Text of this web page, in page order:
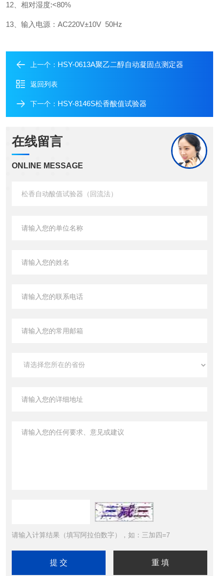
12、相对湿度:<80%
13、输入电源：AC220V±10V 50Hz
上一个： HSY-0613A聚乙二醇自动凝固点测定器
返回列表
下一个： HSY-8146S松香酸值试验器
在线留言
ONLINE MESSAGE
请输入计算结果（填写阿拉伯数字），如：三加四=7